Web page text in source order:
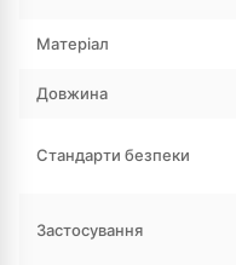
Матеріал
Довжина
Стандарти безпеки
Застосування